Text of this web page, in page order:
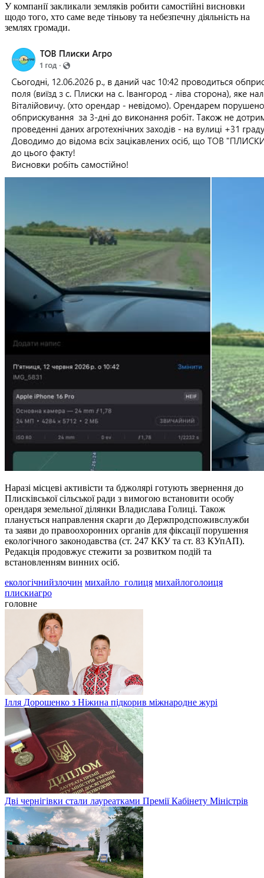
У компанії закликали земляків робити самостійні висновки
щодо того, хто саме веде тіньову та небезпечну діяльність на
землях громади.
Наразі місцеві активісти та бджолярі готують звернення до
Плисківської сільської ради з вимогою встановити особу
орендаря земельної ділянки Владислава Голиці. Також
планується направлення скарги до Держпродспоживслужби
та заяви до правоохоронних органів для фіксації порушення
екологічного законодавства (ст. 247 ККУ та ст. 83 КУпАП).
Редакція продовжує стежити за розвитком подій та
встановленням винних осіб.
екологічнийзлочин михайло_голиця михайлоголоиця
плискиагро
головне
Ілля Дорошенко з Ніжина підкорив міжнародне журі
Дві чернігівки стали лауреатками Премії Кабінету Міністрів